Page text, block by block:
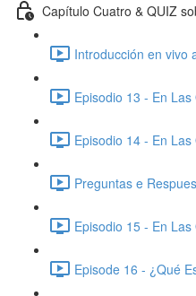
Capítulo Cuatro & QUIZ
Introducción en vivo
Episodio 13 - En
Episodio 14 - En
Preguntas e
Episodio 15 - En
Episode 16 - ¿Qué